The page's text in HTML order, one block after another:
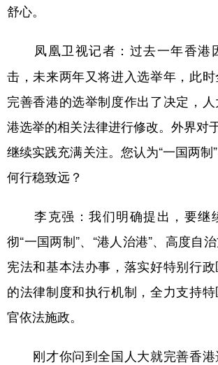
舒心。
凤凰卫视记者： 过去一年香港
击，未来两年又将进入选举年，此
完善香港的选举制度作出了决定，
港选举的相关法律进行修改。外界对
继续实践充满关注。您认为“一国两制
何行稳致远？
李克强：我们明确提出，要继
彻“一国两制”、“港人治港”、高度自
宪法和基本法办事，落实好特别行
的法律制度和执行机制，全力支持
官依法施政。
刚才你问到全国人大就完善香港